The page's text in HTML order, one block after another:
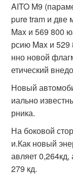
AITO M9
pure tram и две
Max и 569 800
рсию Max и
нно новой
етический
Новый
иально
рника.
На боковой
и.Как новый
авляет
279 кд.